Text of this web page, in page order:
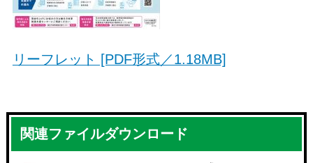
リーフレット [PDF形式／1.18MB]
関連ファイルダウンロード